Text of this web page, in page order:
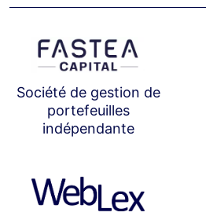
Société de gestion de
portefeuilles
indépendante